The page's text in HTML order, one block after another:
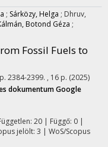
; Sárközy, Helga ; Dhruv,
Botond Géza ;
Fossil Fuels to
2384-2399. , 16 p. (2025)
dokumentumGoogle
20 | Függő: 0 |
jelölt: 3 | WoS/Scopus